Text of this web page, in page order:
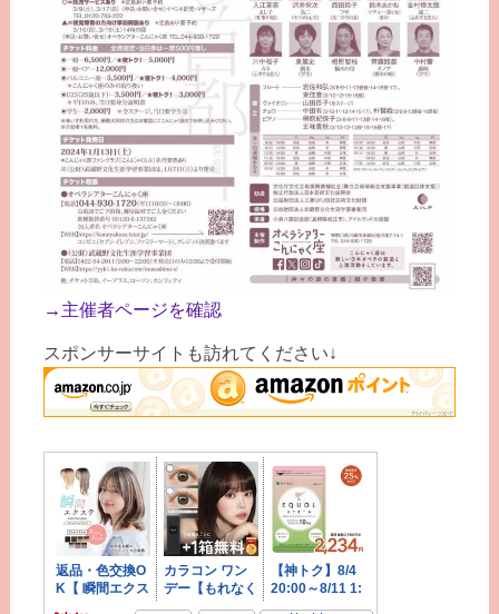
→主催者ページを確認
スポンサーサイトも訪れてください↓